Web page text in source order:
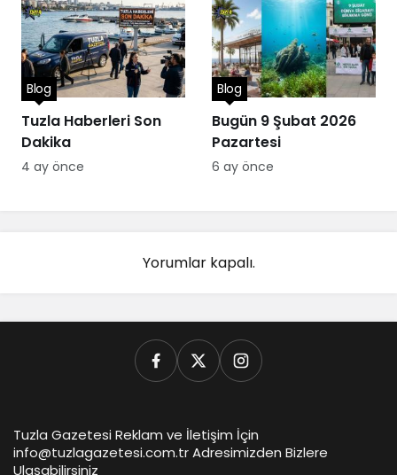
Tuzla Haberleri Son
Dakika
Blog
4 ay önce
Bugün 9 Şubat 2026
Pazartesi
Blog
6 ay önce
Yorumlar kapalı.
Tuzla Gazetesi Reklam ve İletişim İçin
info@tuzlagazetesi.com.tr Adresimizden Bizlere
Ulaşabilirsiniz